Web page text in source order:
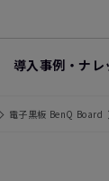
導入事例・ナレ
電子黒板 BenQ Board